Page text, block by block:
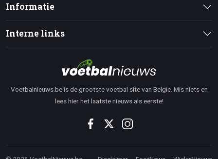
Informatie
Interne links
Voetbalnieuws.be is de grootste voetbal site van Belgie. Mis niets en
lees hier het laatste nieuws als eerste!